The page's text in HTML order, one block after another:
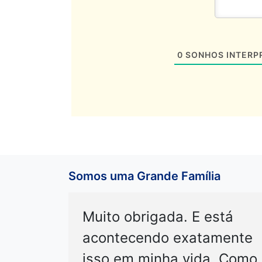
0 SONHOS
Somos uma Grande Família
Muito obrigada. E está
acontecendo exatamente